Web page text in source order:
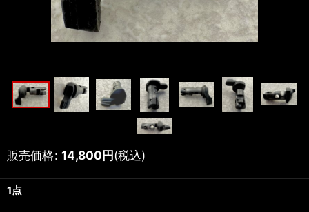
販売価格: 14,800円(税込)
1点